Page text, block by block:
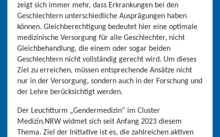
zeigt sich immer mehr, dass Erkrankungen bei den
Geschlechtern unterschiedliche Ausprägungen haben
können. Gleichberechtigung bedeutet hier eine optimale
medizinische Versorgung für alle Geschlechter, nicht
Gleichbehandlung, die einem oder sogar beiden
Geschlechtern nicht vollständig gerecht wird. Um dieses
Ziel zu erreichen, müssen entsprechende Ansätze nicht
nur in der Versorgung, sondern auch in der Forschung und
der Lehre berücksichtigt werden.
Der Leuchtturm „Gendermedizin“ im Cluster
Medizin.NRW widmet sich seit Anfang 2023 diesem
Thema. Ziel der Initiative ist es, die zahlreichen aktiven